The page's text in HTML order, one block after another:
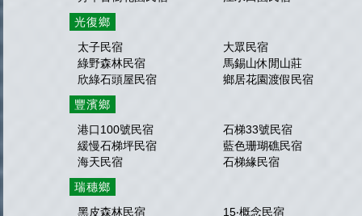
光復鄉
太子民宿
大眾民宿
綠野森林民宿
馬錫山休閒山莊
欣綠石頭屋民宿
鄉居花園渡假民宿
豐濱鄉
港口100號民宿
石梯33號民宿
緩慢石梯坪民宿
藍色珊瑚礁民宿
海天民宿
石梯緣民宿
瑞穗鄉
黑皮森林民宿
15‧概念民宿